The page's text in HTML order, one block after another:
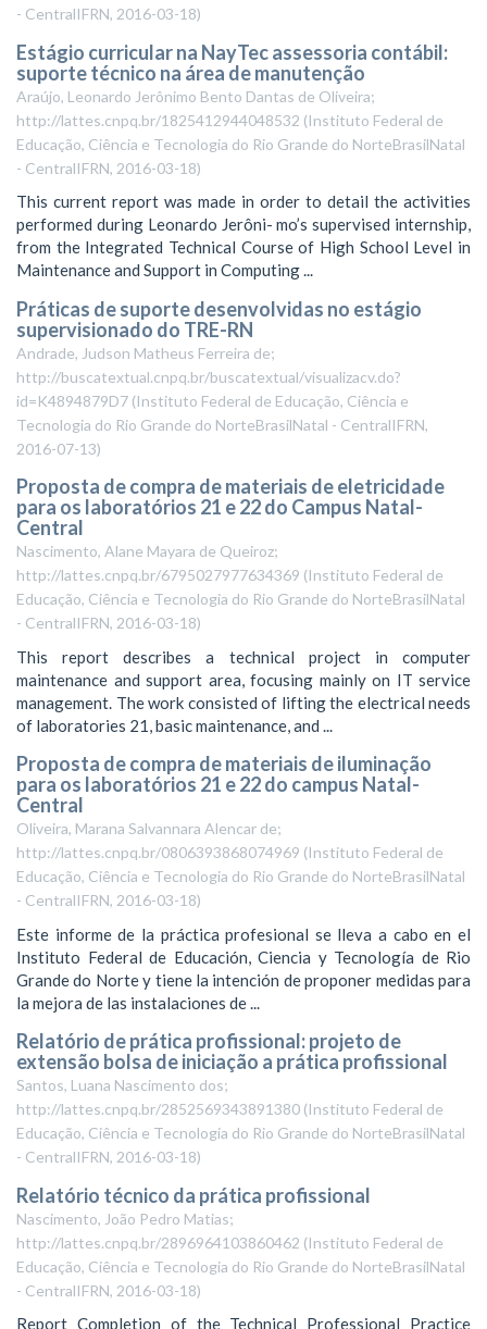
- CentralIFRN, 2016-03-18)
Estágio curricular na NayTec assessoria contábil:
suporte técnico na área de manutenção
Araújo, Leonardo Jerônimo Bento Dantas de Oliveira;
http://lattes.cnpq.br/1825412944048532 (Instituto Federal de
Educação, Ciência e Tecnologia do Rio Grande do NorteBrasilNatal
- CentralIFRN, 2016-03-18)
This current report was made in order to detail the activities
performed during Leonardo Jerôni- mo’s supervised internship,
from the Integrated Technical Course of High School Level in
Maintenance and Support in Computing ...
Práticas de suporte desenvolvidas no estágio
supervisionado do TRE-RN
Andrade, Judson Matheus Ferreira de;
http://buscatextual.cnpq.br/buscatextual/visualizacv.do?
id=K4894879D7 (Instituto Federal de Educação, Ciência e
Tecnologia do Rio Grande do NorteBrasilNatal - CentralIFRN,
2016-07-13)
Proposta de compra de materiais de eletricidade
para os laboratórios 21 e 22 do Campus Natal-
Central
Nascimento, Alane Mayara de Queiroz;
http://lattes.cnpq.br/6795027977634369 (Instituto Federal de
Educação, Ciência e Tecnologia do Rio Grande do NorteBrasilNatal
- CentralIFRN, 2016-03-18)
This report describes a technical project in computer
maintenance and support area, focusing mainly on IT service
management. The work consisted of lifting the electrical needs
of laboratories 21, basic maintenance, and ...
Proposta de compra de materiais de iluminação
para os laboratórios 21 e 22 do campus Natal-
Central
Oliveira, Marana Salvannara Alencar de;
http://lattes.cnpq.br/0806393868074969 (Instituto Federal de
Educação, Ciência e Tecnologia do Rio Grande do NorteBrasilNatal
- CentralIFRN, 2016-03-18)
Este informe de la práctica profesional se lleva a cabo en el
Instituto Federal de Educación, Ciencia y Tecnología de Rio
Grande do Norte y tiene la intención de proponer medidas para
la mejora de las instalaciones de ...
Relatório de prática profissional: projeto de
extensão bolsa de iniciação a prática profissional
Santos, Luana Nascimento dos;
http://lattes.cnpq.br/2852569343891380 (Instituto Federal de
Educação, Ciência e Tecnologia do Rio Grande do NorteBrasilNatal
- CentralIFRN, 2016-03-18)
Relatório técnico da prática profissional
Nascimento, João Pedro Matias;
http://lattes.cnpq.br/2896964103860462 (Instituto Federal de
Educação, Ciência e Tecnologia do Rio Grande do NorteBrasilNatal
- CentralIFRN, 2016-03-18)
Report Completion of the Technical Professional Practice